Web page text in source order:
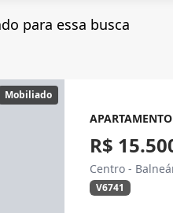
para essa busca
Mobiliado
R$
Centro -
V6741